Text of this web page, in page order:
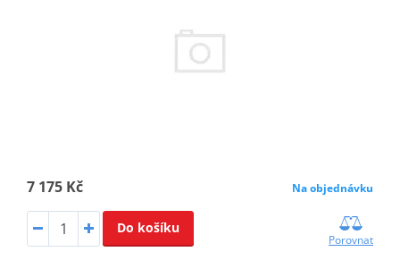
7 175 Kč Na objednávku
Do košíku
Porovnat